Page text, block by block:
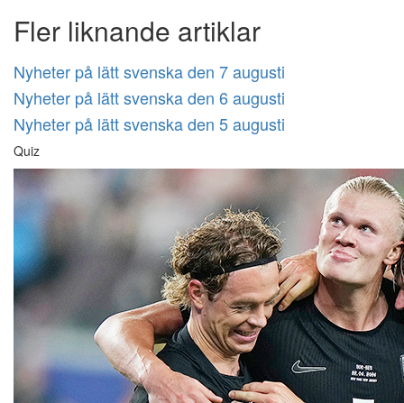
Fler liknande artiklar
Nyheter på lätt svenska den 7 augusti
Nyheter på lätt svenska den 6 augusti
Nyheter på lätt svenska den 5 augusti
Quiz